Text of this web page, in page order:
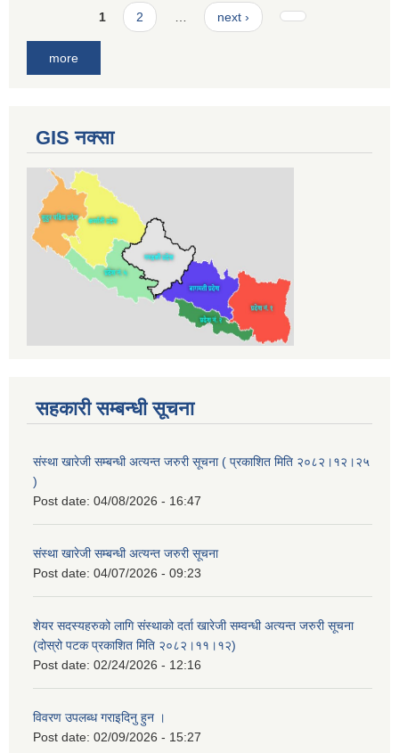
Pages1 2 next ›
more
GIS नक्सा
सहकारी सम्बन्धी सूचना
संस्था खारेजी सम्बन्धी अत्यन्त जरुरी सूचना ( प्रकाशित मिति २०८२।१२।२५
)
Post date: 04/08/2026 - 16:47
संस्था खारेजी सम्बन्धी अत्यन्त जरुरी सूचना
Post date: 04/07/2026 - 09:23
शेयर सदस्यहरुको लागि संस्थाको दर्ता खारेजी सम्वन्धी अत्यन्त जरुरी सूचना
(दोस्रो पटक प्रकाशित मिति २०८२।११।१२)
Post date: 02/24/2026 - 12:16
विवरण उपलब्ध गराइदिनु हुन ।
Post date: 02/09/2026 - 15:27